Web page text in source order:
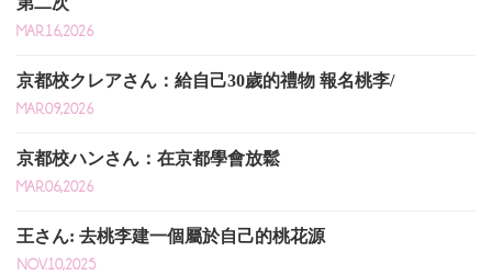
MAR.16,2026
京都校クレアさん：給自己30歲的禮物 報名桃李/
MAR.09,2026
京都校ハンさん：在京都學會放鬆
MAR.06,2026
王さん: 去桃李建一個屬於自己的桃花源
NOV.10,2025